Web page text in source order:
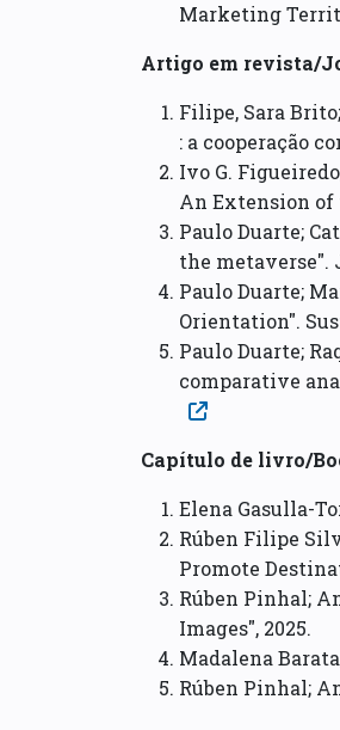
Marketing
Artigo em revista/
Filipe, Sara
: a cooperação
Ivo G.
An Extension of
Paulo Duarte;
the metaverse".
Paulo Duarte;
Orientation".
Paulo Duarte;
comparative
Capítulo de livro/
Elena Gasulla-
Rúben Filipe
Promote
Rúben Pinhal;
Images", 2025.
Madalena
Rúben Pinhal;